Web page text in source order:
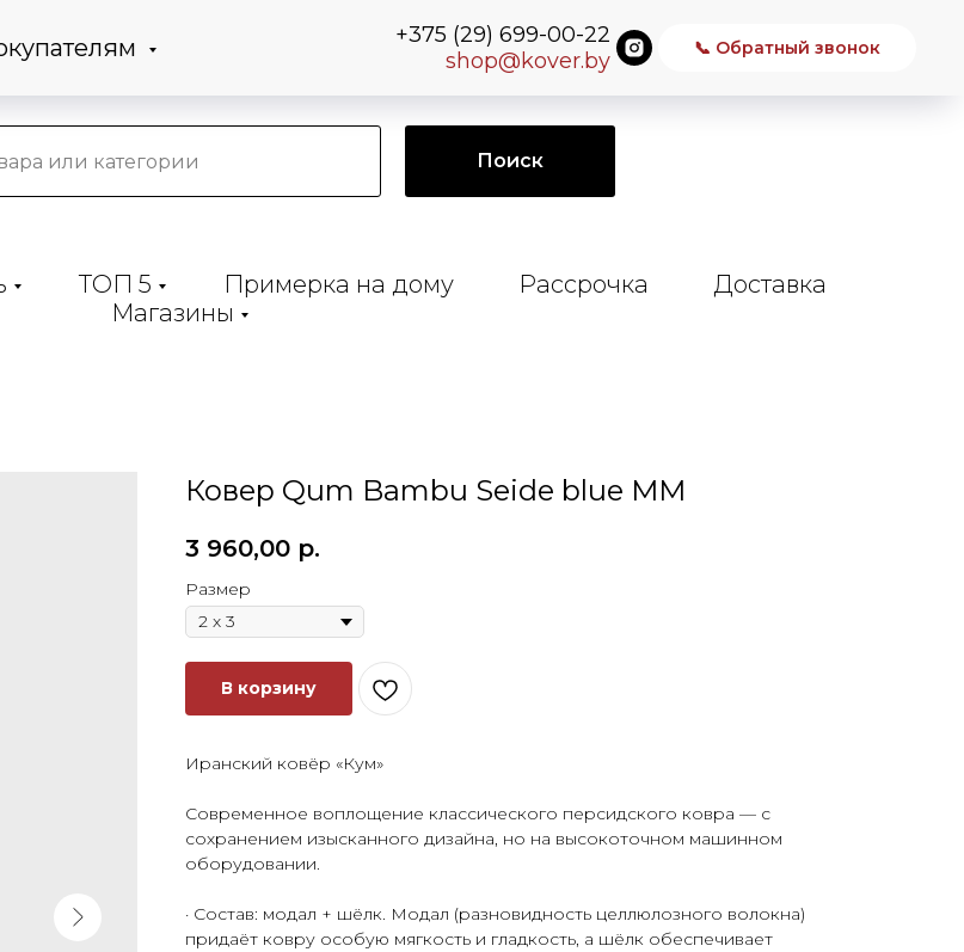
+375 (29) 699-00-22
shop@kover.by
📞 Обратный звонок
Поиск
ТОП 5 Примерка на дому Рассрочка
Доставка
Магазины
Ковер Qum Bambu Seide blue MM
3 960,00 р.
Размер
В корзину
Иранский ковёр «Кум»
Современное воплощение классического персидского ковра — с
сохранением изысканного дизайна, но на высокоточном машинном
оборудовании.
· Состав: модал + шёлк. Модал (разновидность целлюлозного волокна)
придаёт ковру особую мягкость и гладкость, а шёлк обеспечивает